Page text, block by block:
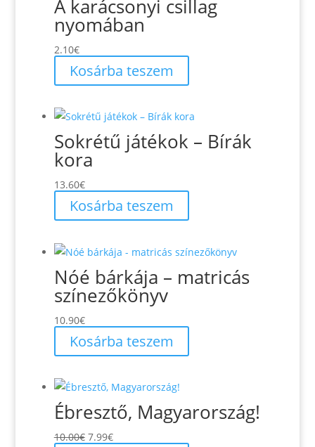
A karácsonyi csillag
nyomában
2.10€
Kosárba teszem
Sokrétű játékok – Bírák
kora
13.60€
Kosárba teszem
Nóé bárkája – matricás
színezőkönyv
10.90€
Kosárba teszem
Ébresztő, Magyarország!
10.00€ Original
7.99€Current